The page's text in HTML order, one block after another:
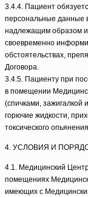
3.4.4. Пациент
персональные данные
надлежащим образом
своевременно
обстоятельствах,
Договора.
3.4.5. Пациенту при
в помещении
(спичками, зажигалкой
горючие жидкости,
токсического
4. УСЛОВИЯ И
4.1. Медицинский
помещениях
имеющих с